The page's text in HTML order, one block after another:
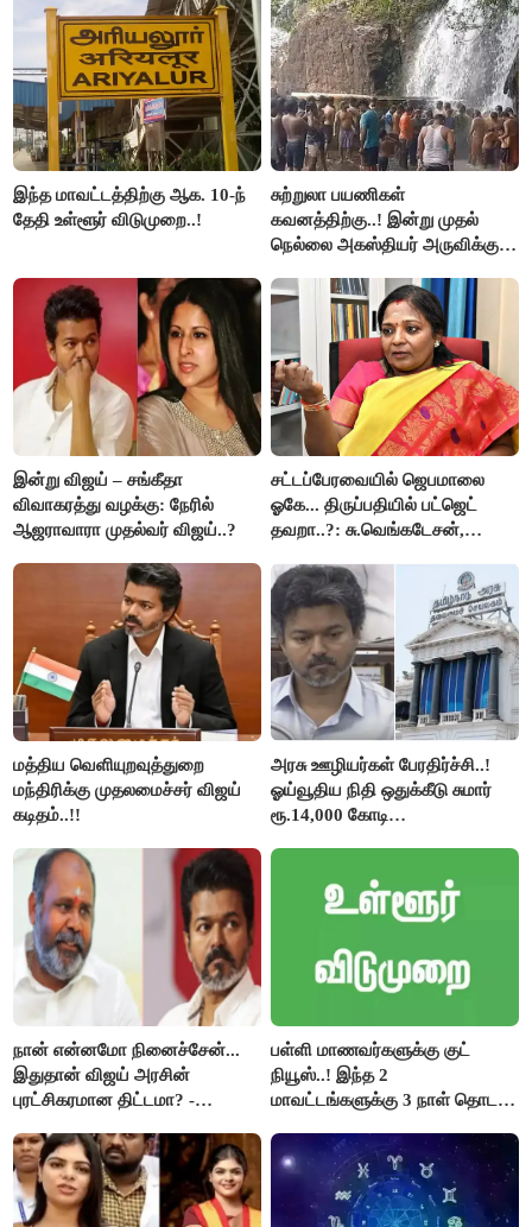
இந்த மாவட்டத்திற்கு ஆக. 10-ந்
தேதி உள்ளூர் விடுமுறை..!
சுற்றுலா பயணிகள்
கவனத்திற்கு..! இன்று முதல்
நெல்லை அகஸ்தியர் அருவிக்கு
இன்று விஜய் – சங்கீதா
விவாகரத்து வழக்கு: நேரில்
ஆஜராவாரா முதல்வர் விஜய்..?
சட்டப்பேரவையில் ஜெபமாலை
ஓகே... திருப்பதியில் பட்ஜெட்
தவறா..?: சு.வெங்கடேசன்,
கேள்வி..!
மத்திய வெளியுறவுத்துறை
மந்திரிக்கு முதலமைச்சர் விஜய்
கடிதம்..!!
அரசு ஊழியர்கள் பேரதிர்ச்சி..!
ஓய்வூதிய நிதி ஒதுக்கீடு சுமார்
ரூ.14,000 கோடி
நான் என்னமோ நினைச்சேன்...
இதுதான் விஜய் அரசின்
புரட்சிகரமான திட்டமா? -
பள்ளி மாணவர்களுக்கு குட்
நியூஸ்..! இந்த 2
மாவட்டங்களுக்கு 3 நாள் தொடர்